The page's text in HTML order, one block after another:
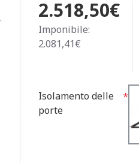
2.518,50€
Imponibile:
2.081,41€
Isolamento delle
porte